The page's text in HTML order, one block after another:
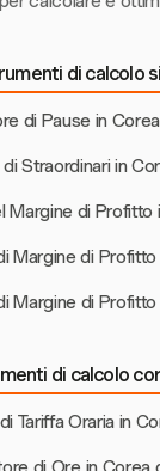
di calcolo
di Pause in
Straordinari in
Margine di Profitto
Margine di Profitto
Margine di Profitto
di calcolo
Tariffa Oraria in